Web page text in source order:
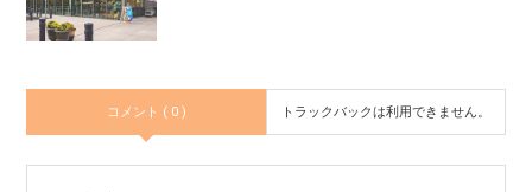
コメント ( 0 ) トラックバックは利用できません。